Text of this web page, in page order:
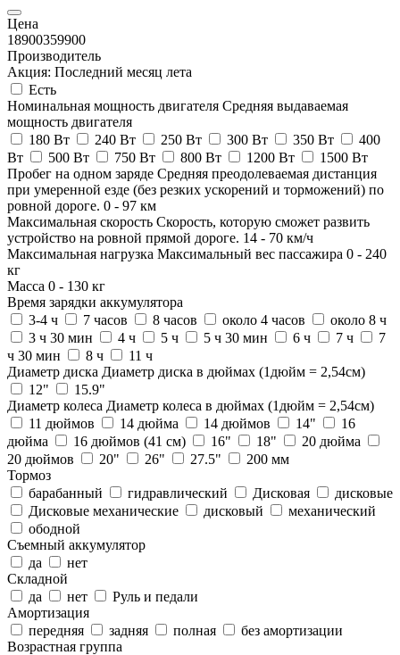
Цена
18900359900
Производитель
Акция: Последний месяц лета
Есть
Номинальная мощность двигателя Средняя выдаваемая
мощность двигателя
180 Вт
240 Вт 250 Вт 300 Вт 350 Вт
400
Вт
500 Вт 750 Вт 800 Вт 1200 Вт
1500 Вт
Пробег на одном заряде Средняя преодолеваемая дистанция
при умеренной езде (без резких ускорений и торможений) по
ровной дороге. 0 - 97 км
Максимальная скорость Скорость, которую сможет развить
устройство на ровной прямой дороге. 14 - 70 км/ч
Максимальная нагрузка Максимальный вес пассажира 0 - 240
кг
Масса 0 - 130 кг
Время зарядки аккумулятора
3-4 ч
7 часов 8 часов около 4 часов
около 8 ч
3 ч 30 мин
4 ч 5 ч 5 ч 30 мин 6 ч 7 ч
7
ч 30 мин
8 ч
11 ч
Диаметр диска Диаметр диска в дюймах (1дюйм = 2,54см)
12"
15.9"
Диаметр колеса Диаметр колеса в дюймах (1дюйм = 2,54см)
11 дюймов
14 дюйма 14 дюймов 14"
16
дюйма
16 дюймов (41 см) 16" 18"
20 дюйма
20 дюймов
20" 26" 27.5"
200 мм
Тормоз
барабанный
гидравлический Дисковая
дисковые
Дисковые механические
дисковый
механический
ободной
Съемный аккумулятор
да
нет
Складной
да
нет
Руль и педали
Амортизация
передняя
задняя полная
без амортизации
Возрастная группа